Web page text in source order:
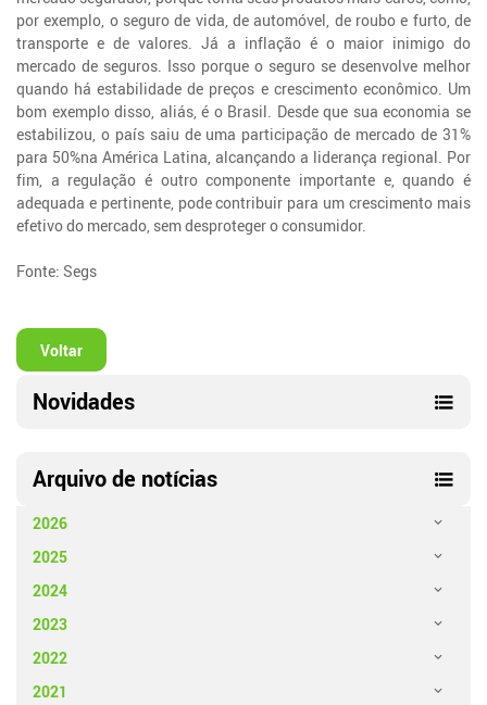
por exemplo, o seguro de vida, de automóvel, de roubo e furto, de
transporte e de valores. Já a inflação é o maior inimigo do
mercado de seguros. Isso porque o seguro se desenvolve melhor
quando há estabilidade de preços e crescimento econômico. Um
bom exemplo disso, aliás, é o Brasil. Desde que sua economia se
estabilizou, o país saiu de uma participação de mercado de 31%
para 50%na América Latina, alcançando a liderança regional. Por
fim, a regulação é outro componente importante e, quando é
adequada e pertinente, pode contribuir para um crescimento mais
efetivo do mercado, sem desproteger o consumidor.
Fonte: Segs
Voltar
Novidades
Arquivo de notícias
2026
2025
2024
2023
2022
2021